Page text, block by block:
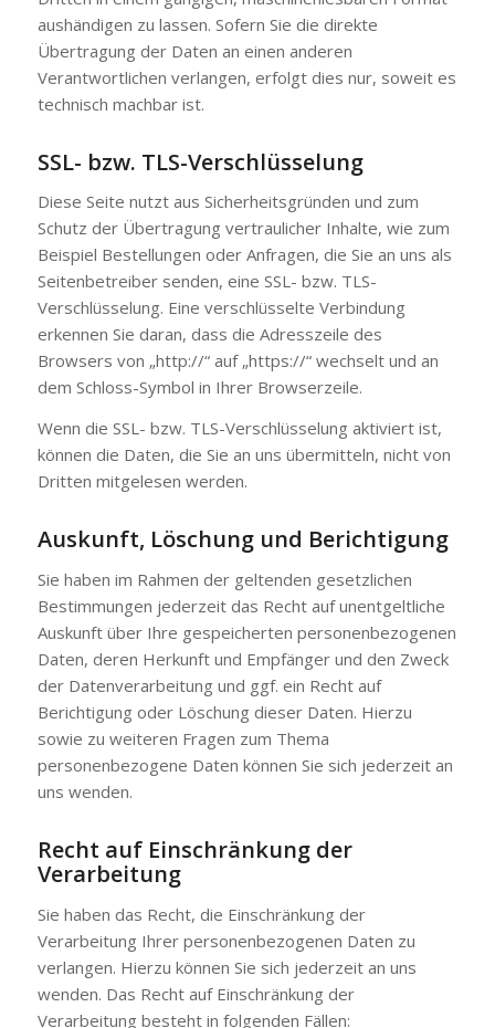
aushändigen zu lassen. Sofern Sie die direkte
Übertragung der Daten an einen anderen
Verantwortlichen verlangen, erfolgt dies nur, soweit es
technisch machbar ist.
SSL- bzw. TLS-Verschlüsselung
Diese Seite nutzt aus Sicherheitsgründen und zum
Schutz der Übertragung vertraulicher Inhalte, wie zum
Beispiel Bestellungen oder Anfragen, die Sie an uns als
Seitenbetreiber senden, eine SSL- bzw. TLS-
Verschlüsselung. Eine verschlüsselte Verbindung
erkennen Sie daran, dass die Adresszeile des
Browsers von „http://“ auf „https://“ wechselt und an
dem Schloss-Symbol in Ihrer Browserzeile.
Wenn die SSL- bzw. TLS-Verschlüsselung aktiviert ist,
können die Daten, die Sie an uns übermitteln, nicht von
Dritten mitgelesen werden.
Auskunft, Löschung und Berichtigung
Sie haben im Rahmen der geltenden gesetzlichen
Bestimmungen jederzeit das Recht auf unentgeltliche
Auskunft über Ihre gespeicherten personenbezogenen
Daten, deren Herkunft und Empfänger und den Zweck
der Datenverarbeitung und ggf. ein Recht auf
Berichtigung oder Löschung dieser Daten. Hierzu
sowie zu weiteren Fragen zum Thema
personenbezogene Daten können Sie sich jederzeit an
uns wenden.
Recht auf Einschränkung der
Verarbeitung
Sie haben das Recht, die Einschränkung der
Verarbeitung Ihrer personenbezogenen Daten zu
verlangen. Hierzu können Sie sich jederzeit an uns
wenden. Das Recht auf Einschränkung der
Verarbeitung besteht in folgenden Fällen: